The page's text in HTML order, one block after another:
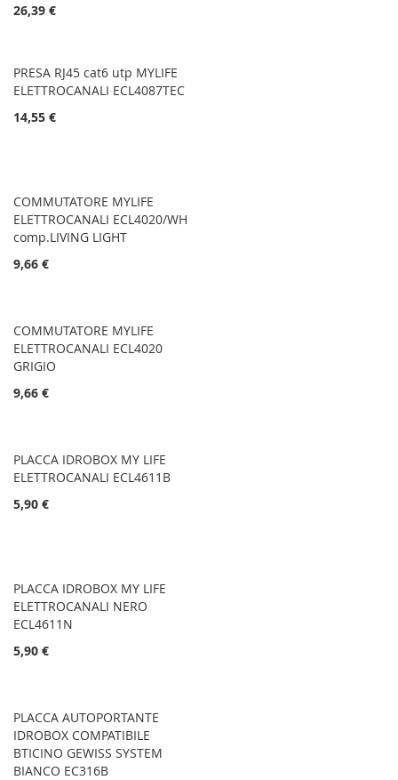
26,39 €
PRESA RJ45 cat6 utp MYLIFE
ELETTROCANALI ECL4087TEC
14,55 €
COMMUTATORE MYLIFE
ELETTROCANALI ECL4020/WH
comp.LIVING LIGHT
9,66 €
COMMUTATORE MYLIFE
ELETTROCANALI ECL4020
GRIGIO
9,66 €
PLACCA IDROBOX MY LIFE
ELETTROCANALI ECL4611B
5,90 €
PLACCA IDROBOX MY LIFE
ELETTROCANALI NERO
ECL4611N
5,90 €
PLACCA AUTOPORTANTE
IDROBOX COMPATIBILE
BTICINO GEWISS SYSTEM
BIANCO EC316B